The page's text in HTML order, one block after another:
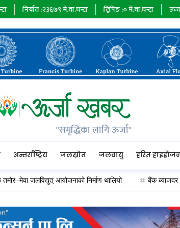
: २३६७९मे.वा.घन्टा ट्रिपिङ : मे.वा.घन्टा ऊर्जा माग :
"समृद्धिका लागि ऊर्जा"
अन्तर्राष्ट्रिय जलस्रोत जलवायु हरित
जलविद्युत् आयोजनाको निर्माण थालियो बैंक ब्याजदर घट्दा